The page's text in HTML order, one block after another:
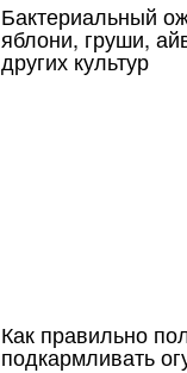
Бактериальный
яблони, груши,
других культур
Как правильно
подкармливать